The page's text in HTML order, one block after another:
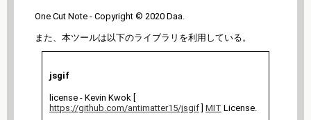
One Cut Note - Copyright © 2020 Daa.
また、本ツールは以下のライブラリを利用している。
jsgif
license - Kevin Kwok [
https://github.com/antimatter15/jsgif MIT License.